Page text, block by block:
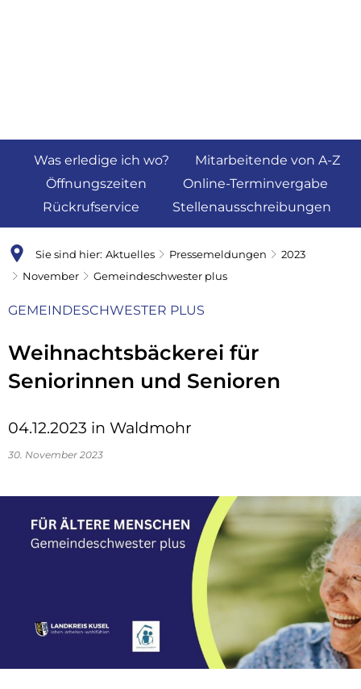
Was erledige ich wo?
Mitarbeitende von A-Z
Öffnungszeiten
Online-Terminvergabe
Rückrufservice
Stellenausschreibungen
Sie sind hier: Aktuelles Pressemeldungen
2023
November
Gemeindeschwester plus
GEMEINDESCHWESTER PLUS
Weihnachtsbäckerei für
Seniorinnen und Senioren
04.12.2023 in Waldmohr
30. November 2023